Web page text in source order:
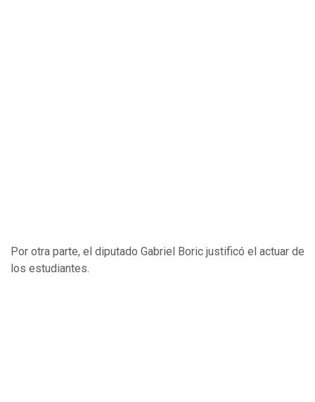
Por otra parte, el diputado Gabriel Boric justificó el actuar de
los estudiantes.